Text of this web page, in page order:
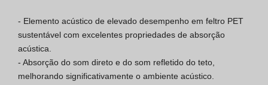
Certificação SGQ ISO 9001
Condições de Venda
Condições de Garantia
- Elemento acústico de elevado desempenho em feltro PET
sustentável com excelentes propriedades de absorção
acústica.
- Absorção do som direto e do som refletido do teto,
melhorando significativamente o ambiente acústico.